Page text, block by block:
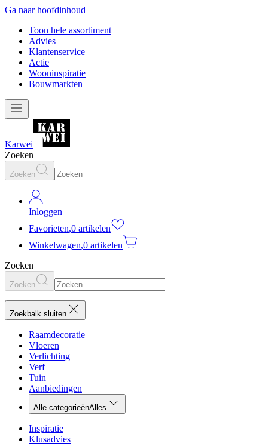
Ga naar hoofdinhoud
Toon hele assortiment
Advies
Klantenservice
Actie
Wooninspiratie
Bouwmarkten
Karwei
Zoeken
Zoeken
Inloggen
Favorieten,0 artikelen
Winkelwagen,0 artikelen
Zoeken
Zoeken
Zoekbalk sluiten
Raamdecoratie
Vloeren
Verlichting
Verf
Tuin
Aanbiedingen
Alle categorieënAlles
Inspiratie
Klusadvies